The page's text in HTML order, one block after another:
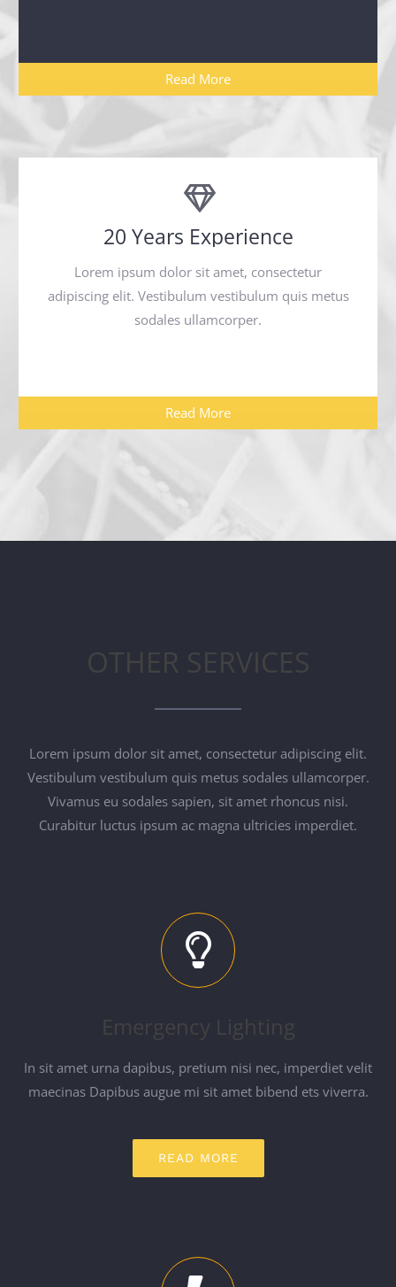
Read More
20 Years Experience
Lorem ipsum dolor sit amet, consectetur
adipiscing elit. Vestibulum vestibulum quis metus
sodales ullamcorper.
Read More
OTHER SERVICES
Lorem ipsum dolor sit amet, consectetur adipiscing elit.
Vestibulum vestibulum quis metus sodales ullamcorper.
Vivamus eu sodales sapien, sit amet rhoncus nisi.
Curabitur luctus ipsum ac magna ultricies imperdiet.
Emergency Lighting
In sit amet urna dapibus, pretium nisi nec, imperdiet velit
maecinas Dapibus augue mi sit amet bibend ets viverra.
READ MORE